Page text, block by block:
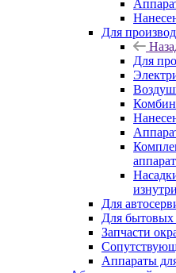
Для
Для
изнутри
Для
Для бытовых
Запчасти
Аппараты